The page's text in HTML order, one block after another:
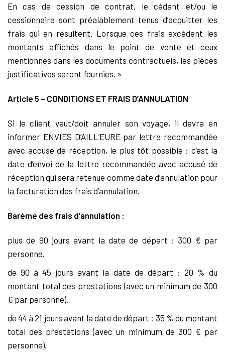
En cas de cession de contrat, le cédant et/ou le
cessionnaire sont préalablement tenus d’acquitter les
frais qui en résultent. Lorsque ces frais excèdent les
montants affichés dans le point de vente et ceux
mentionnés dans les documents contractuels, les pièces
justificatives seront fournies. »
Article 5 – CONDITIONS ET FRAIS D’ANNULATION
Si le client veut/doit annuler son voyage, il devra en
informer ENVIES D’AILL’EURE par lettre recommandée
avec accusé de réception, le plus tôt possible : c’est la
date d’envoi de la lettre recommandée avec accusé de
réception qui sera retenue comme date d’annulation pour
la facturation des frais d’annulation.
Barème des frais d’annulation :
plus de 90 jours avant la date de départ : 300 € par
personne.
de 90 à 45 jours avant la date de départ : 20 % du
montant total des prestations (avec un minimum de 300
€ par personne).
de 44 à 21 jours avant la date de départ : 35 % du montant
total des prestations (avec un minimum de 300 € par
personne).